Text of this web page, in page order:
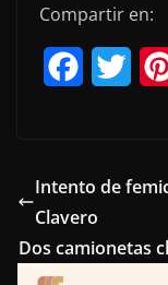
Compartir en:
e
b
o
t
e
Intento de
Clavero
Dos camionetas